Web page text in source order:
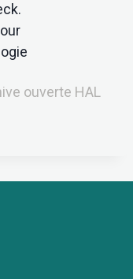
ouverte HAL